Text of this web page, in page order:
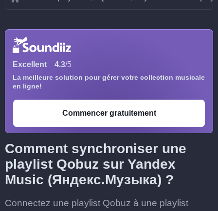
Excellent 4.3/5
La meilleure solution pour gérer votre collection musicale
en ligne!
Commencer gratuitement
Comment synchroniser une
playlist Qobuz sur Yandex
Music (Яндекс.Музыка) ?
Connectez une playlist Qobuz à une playlist